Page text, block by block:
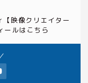
【映像クリエイター
ールは こちら